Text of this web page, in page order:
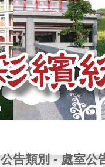
公告類別-處室公